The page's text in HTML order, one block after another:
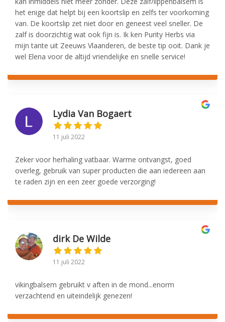
het enige dat helpt bij een koortslip en zelfs ter voorkoming
van. De koortslip zet niet door en geneest veel sneller. De
zalf is doorzichtig wat ook fijn is. Ik ken Purity Herbs via
mijn tante uit Zeeuws Vlaanderen, de beste tip ooit. Dank je
wel Elena voor de altijd vriendelijke en snelle service!
Lydia Van Bogaert
11 juli 2022
Zeker voor herhaling vatbaar. Warme ontvangst, goed
overleg, gebruik van super producten die aan iedereen aan
te raden zijn en een zeer goede verzorging!
dirk De Wilde
11 juli 2022
vikingbalsem gebruikt v aften in de mond...enorm
verzachtend en uiteindelijk genezen!